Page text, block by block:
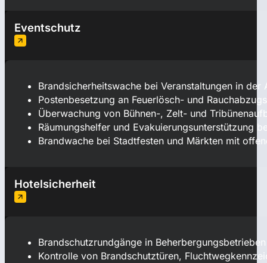
Eventschutz
Brandsicherheitswache bei Veranstaltungen in
Postenbesetzung an Feuerlösch- und
Überwachung von Bühnen-, Zelt- und
Räumungshelfer und Evakuierungsunterstützung
Brandwache bei Stadtfesten und Märkten mit
Hotelsicherheit
Brandschutzrundgänge in
Kontrolle von Brandschutztüren,